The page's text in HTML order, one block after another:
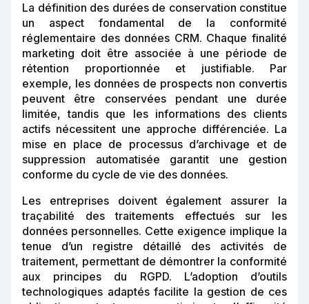
La définition des durées de conservation constitue
un aspect fondamental de la conformité
réglementaire des données CRM. Chaque finalité
marketing doit être associée à une période de
rétention proportionnée et justifiable. Par
exemple, les données de prospects non convertis
peuvent être conservées pendant une durée
limitée, tandis que les informations des clients
actifs nécessitent une approche différenciée. La
mise en place de processus d’archivage et de
suppression automatisée garantit une gestion
conforme du cycle de vie des données.
Les entreprises doivent également assurer la
traçabilité des traitements effectués sur les
données personnelles. Cette exigence implique la
tenue d’un registre détaillé des activités de
traitement, permettant de démontrer la conformité
aux principes du RGPD. L’adoption d’outils
technologiques adaptés facilite la gestion de ces